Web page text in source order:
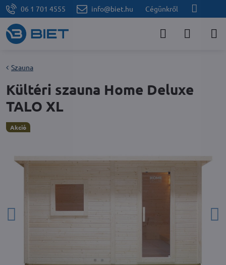
06 1 701 4555 info@biet.hu Cégünkről
Akció
Szauna
Kültéri szauna Home Deluxe
TALO XL